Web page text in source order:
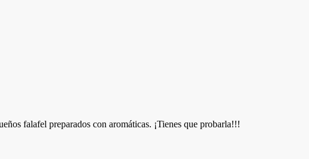
falafel preparados con aromáticas. ¡Tienes que probarla!!!